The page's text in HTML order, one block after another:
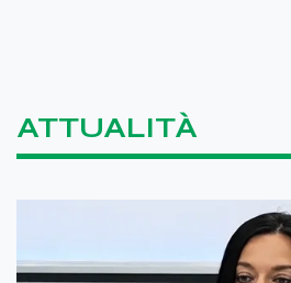
ATTUALITÀ